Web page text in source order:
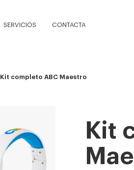
SERVICIOS CONTACTA
Kit completo ABC Maestro
Kit